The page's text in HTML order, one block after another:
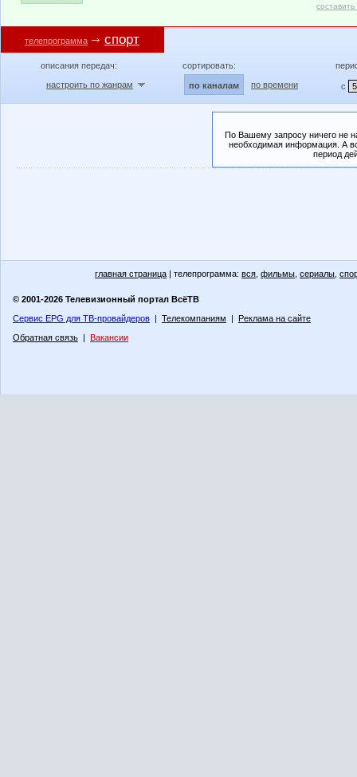
телепрограмма спорт
описания передач:
настроить по жанрам
сортировать:
по каналам по времени с
По Вашему запросу ничего не
необходимая информация. А
период
главная страница | телепрограмма: вся фильмы сериалы
© 2001-2026 Телевизионный портал ВсёТВ
Сервис EPG для ТВ-провайдеров | Телекомпаниям | Реклама на сайте
Обратная связь | Вакансии